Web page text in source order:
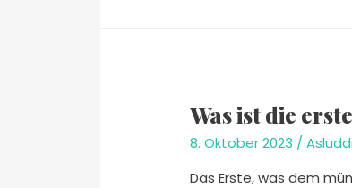
Was ist die
8. Oktober 2023 /
Das Erste, was dem